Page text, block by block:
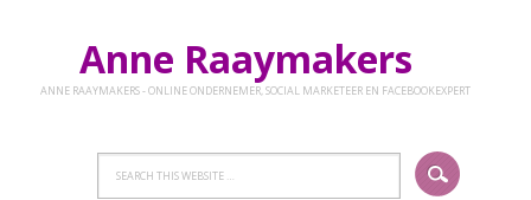
Anne Raaymakers
ANNE RAAYMAKERS - ONLINE ONDERNEMER, SOCIAL MARKETEER EN FACEBOOKEXPERT